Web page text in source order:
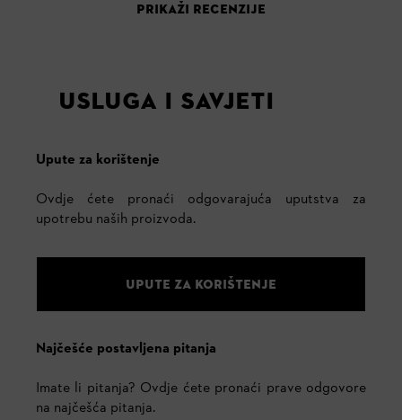
PRIKAŽI RECENZIJE
USLUGA I SAVJETI
Upute za korištenje
Ovdje ćete pronaći odgovarajuća uputstva za
upotrebu naših proizvoda.
UPUTE ZA KORIŠTENJE
Najčešće postavljena pitanja
Imate li pitanja? Ovdje ćete pronaći prave odgovore
na najčešća pitanja.